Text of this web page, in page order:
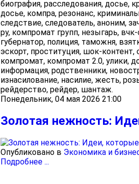
биография, расследования, досье,
досье, компра, резонанс,
следствие, следователь, аноним,
ру, компромат групп, незыгарь,
губернатор, полиция, таможня,
эскорт, проституция, шок-контент,
компромат, компромат 2.0, улики,
информация, родственники,
изнасилование, насилие, жесть,
рейдерство, рейдер, шантаж.
Понедельник, 04 мая 2026 21:00
Золотая нежность:
Опубликовано в Экономика и
Подробнее ...